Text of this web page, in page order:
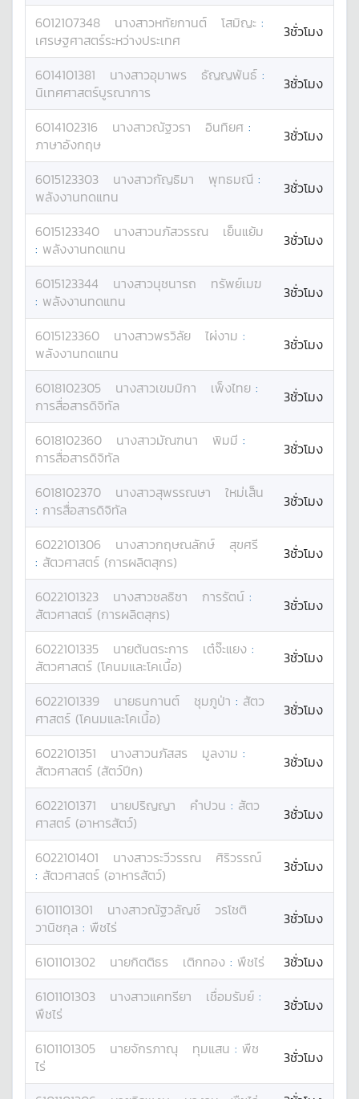
6012107348 นางสาวหทัยกานต์ โสมิญะ :
เศรษฐศาสตร์ระหว่างประเทศ
3ชั่วโมง
6014101381 นางสาวอุมาพร ธัญญพันธ์ :
นิเทศศาสตร์บูรณาการ
3ชั่วโมง
6014102316 นางสาวณัฐวรา อินทิยศ :
ภาษาอังกฤษ
3ชั่วโมง
6015123303 นางสาวกัญธิมา พุทธมณี :
พลังงานทดแทน
3ชั่วโมง
6015123340 นางสาวนภัสวรรณ
เย็นแย้ม
: พลังงานทดแทน 3ชั่วโมง
6015123344 นางสาวนุชนารถ
ทรัพย์เมฆ
: พลังงานทดแทน 3ชั่วโมง
6015123360 นางสาวพรวิลัย ไผ่งาม :
พลังงานทดแทน
3ชั่วโมง
6018102305 นางสาวเขมมิกา เพ็งไทย :
การสื่อสารดิจิทัล
3ชั่วโมง
6018102360 นางสาวมัณฑนา พิมมี :
การสื่อสารดิจิทัล
3ชั่วโมง
6018102370 นางสาวสุพรรณษา
ใหม่เส็น
: การสื่อสารดิจิทัล 3ชั่วโมง
6022101306 นางสาวกฤษณลักษ์
สุขศรี
: สัตวศาสตร์ (การผลิตสุกร) 3ชั่วโมง
6022101323 นางสาวชลธิชา การรัตน์ :
สัตวศาสตร์ (การผลิตสุกร)
3ชั่วโมง
6022101335 นายต้นตระการ เต๋จ๊ะแยง :
สัตวศาสตร์ (โคนมและโคเนื้อ)
3ชั่วโมง
6022101339 นายธนกานต์ ชุมภูป่า : สัตว
ศาสตร์ (โคนมและโคเนื้อ)
3ชั่วโมง
6022101351 นางสาวนภัสสร มูลงาม :
สัตวศาสตร์ (สัตว์ปีก)
3ชั่วโมง
6022101371 นายปริญญา คำปวน : สัตว
ศาสตร์ (อาหารสัตว์)
3ชั่วโมง
6022101401 นางสาวระวีวรรณ
ศิริวรรณ์
: สัตวศาสตร์ (อาหารสัตว์) 3ชั่วโมง
6101101301 นางสาวณัฐวลัญช์
วรโชติ
วานิชกุล : พืชไร่ 3ชั่วโมง
6101101302 นายกิตติธร เติกทอง : พืชไร่
3ชั่วโมง
6101101303
นางสาวแคทรียา เชื่อมรัมย์ :
พืชไร่
3ชั่วโมง
6101101305 นายจักรภาณุ ทุมแสน : พืช
ไร่
3ชั่วโมง